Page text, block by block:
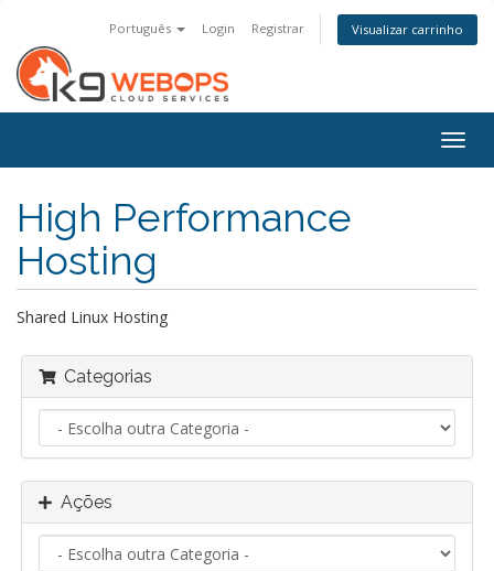
Português Login Registrar Visualizar carrinho
High Performance
Hosting
Shared Linux Hosting
Categorias
Ações